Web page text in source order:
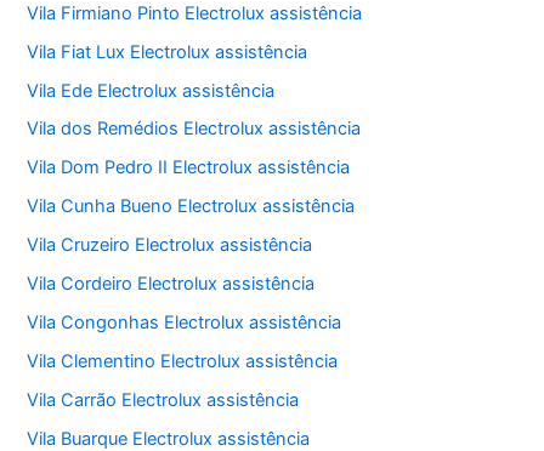
Vila Firmiano Pinto Electrolux assistência
Vila Fiat Lux Electrolux assistência
Vila Ede Electrolux assistência
Vila dos Remédios Electrolux assistência
Vila Dom Pedro II Electrolux assistência
Vila Cunha Bueno Electrolux assistência
Vila Cruzeiro Electrolux assistência
Vila Cordeiro Electrolux assistência
Vila Congonhas Electrolux assistência
Vila Clementino Electrolux assistência
Vila Carrão Electrolux assistência
Vila Buarque Electrolux assistência